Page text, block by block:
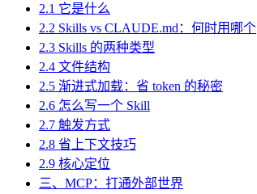
2.1 它是什么
2.2 Skills vs CLAUDE.md：何时用哪个
2.3 Skills 的两种类型
2.4 文件结构
2.5 渐进式加载：省 token 的秘密
2.6 怎么写一个 Skill
2.7 触发方式
2.8 省上下文技巧
2.9 核心定位
三、MCP：打通外部世界